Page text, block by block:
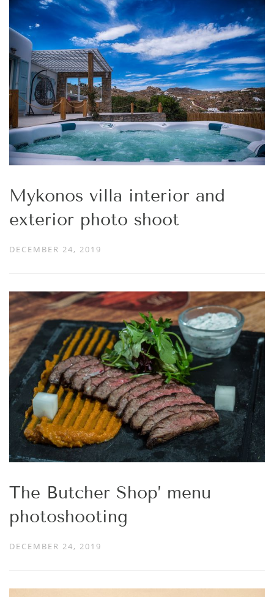
Mykonos villa interior and
exterior photo shoot
DECEMBER 24, 2019
The Butcher Shop’ menu
photoshooting
DECEMBER 24, 2019